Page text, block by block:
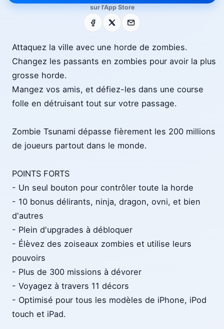
sur l'App Store
Facebook E-mail
Attaquez la ville avec une horde de zombies.
Changez les passants en zombies pour avoir la plus
grosse horde.
Mangez vos amis, et défiez-les dans une course
folle en détruisant tout sur votre passage.
Zombie Tsunami dépasse fièrement les 200 millions
de joueurs partout dans le monde.
POINTS FORTS
- Un seul bouton pour contrôler toute la horde
- 10 bonus délirants, ninja, dragon, ovni, et bien
d'autres
- Plein d'upgrades à débloquer
- Élèvez des zoiseaux zombies et utilise leurs
pouvoirs
- Plus de 300 missions à dévorer
- Voyagez à travers 11 décors
- Optimisé pour tous les modèles de iPhone, iPod
touch et iPad.